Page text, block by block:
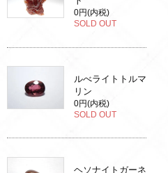
0円(内税)
SOLD OUT
ルべライトトルマ
リン
0円(内税)
SOLD OUT
ヘソナイトガーネ